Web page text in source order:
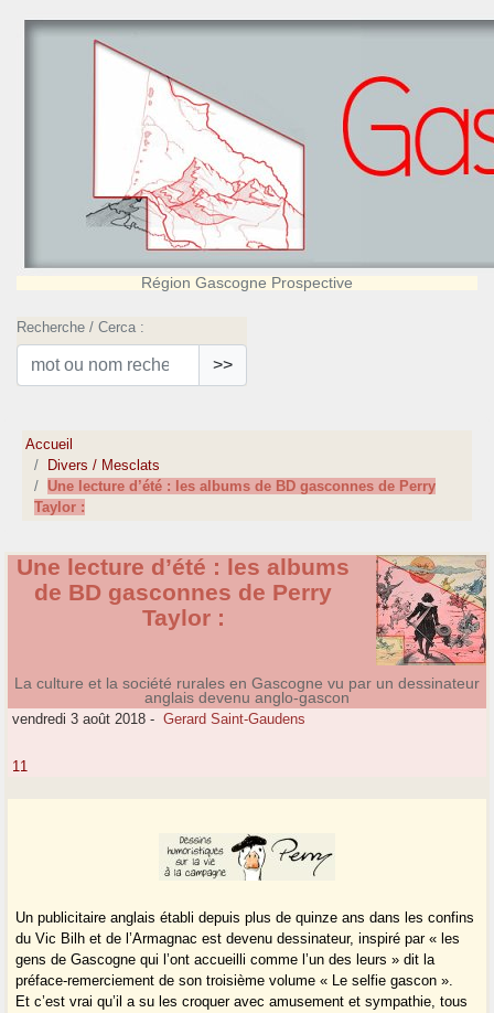
Région Gascogne Prospective
Recherche / Cerca :
>>
Accueil
Divers / Mesclats
Une lecture d’été : les albums de BD gasconnes de Perry
Taylor :
Une lecture d’été : les albums
de BD gasconnes de Perry
Taylor :
La culture et la société rurales en Gascogne vu par un dessinateur
anglais devenu anglo-gascon
vendredi 3 août 2018 - Gerard Saint-Gaudens
11
Un publicitaire anglais établi depuis plus de quinze ans dans les confins
du Vic Bilh et de l’Armagnac est devenu dessinateur, inspiré par « les
gens de Gascogne qui l’ont accueilli comme l’un des leurs » dit la
préface-remerciement de son troisième volume « Le selfie gascon ».
Et c’est vrai qu’il a su les croquer avec amusement et sympathie, tous